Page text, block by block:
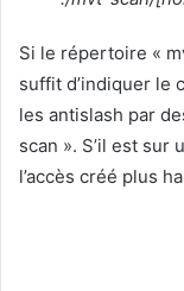
Si le répertoire «
suffit d’indiquer le
les antislash par
scan ». S’il est
l’accès créé plus